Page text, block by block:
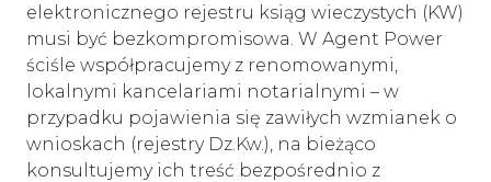
elektronicznego rejestru ksiąg wieczystych (KW)
musi być bezkompromisowa. W Agent Power
ściśle współpracujemy z renomowanymi,
lokalnymi kancelariami notarialnymi – w
przypadku pojawienia się zawiłych wzmianek o
wnioskach (rejestry Dz.Kw.), na bieżąco
konsultujemy ich treść bezpośrednio z